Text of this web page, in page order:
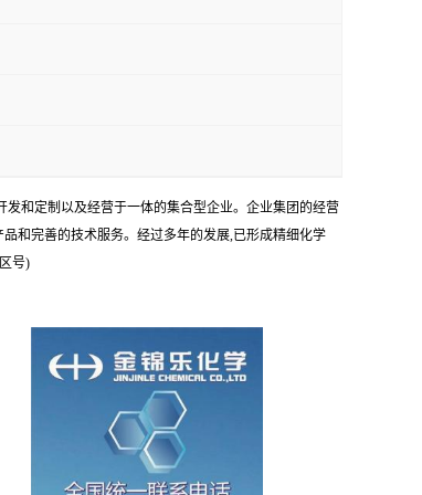
和定制以及经营于一体的集合型企业。企业集团的经营
和完善的技术服务。经过多年的发展,已形成精细化学
号)